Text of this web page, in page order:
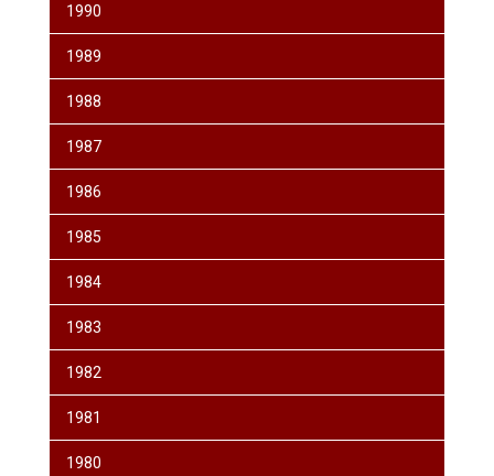
1990
1989
1988
1987
1986
1985
1984
1983
1982
1981
1980